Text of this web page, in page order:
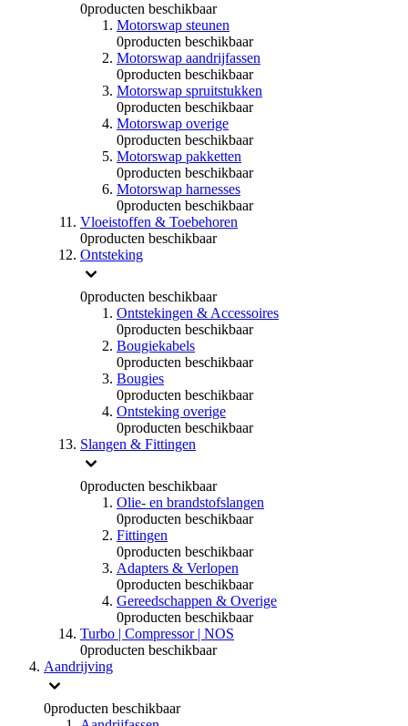
0producten beschikbaar
Motorswap steunen
0producten beschikbaar
Motorswap aandrijfassen
0producten beschikbaar
Motorswap spruitstukken
0producten beschikbaar
Motorswap overige
0producten beschikbaar
Motorswap pakketten
0producten beschikbaar
Motorswap harnesses
0producten beschikbaar
Vloeistoffen & Toebehoren
0producten beschikbaar
Ontsteking
0producten beschikbaar
Ontstekingen & Accessoires
0producten beschikbaar
Bougiekabels
0producten beschikbaar
Bougies
0producten beschikbaar
Ontsteking overige
0producten beschikbaar
Slangen & Fittingen
0producten beschikbaar
Olie- en brandstofslangen
0producten beschikbaar
Fittingen
0producten beschikbaar
Adapters & Verlopen
0producten beschikbaar
Gereedschappen & Overige
0producten beschikbaar
Turbo | Compressor | NOS
0producten beschikbaar
Aandrijving
0producten beschikbaar